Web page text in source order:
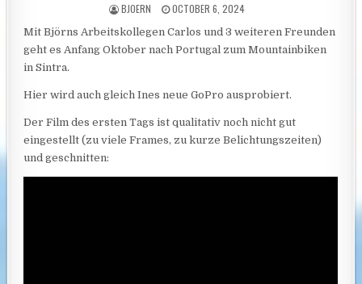
AUTHOR:
BJOERN PUBLISHED DATE:
OCTOBER 6, 2024
Mit Björns Arbeitskollegen Carlos und 3 weiteren Freunden
geht es Anfang Oktober nach Portugal zum Mountainbiken
in Sintra.
Hier wird auch gleich Ines neue GoPro ausprobiert.
Der Film des ersten Tags ist qualitativ noch nicht gut
eingestellt (zu viele Frames, zu kurze Belichtungszeiten)
und geschnitten: